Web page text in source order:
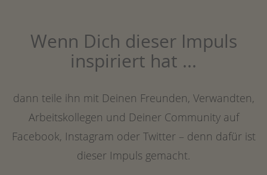
Wenn Dich dieser Impuls
inspiriert hat ...
dann teile ihn mit Deinen Freunden, Verwandten,
Arbeitskollegen und Deiner Community auf
Facebook, Instagram oder Twitter – denn dafür ist
dieser Impuls gemacht.